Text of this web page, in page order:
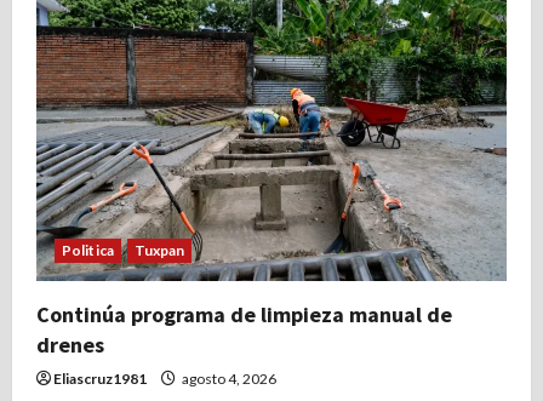
a
s
Politica Tuxpan
Continúa programa de limpieza manual de
drenes
Eliascruz1981 agosto 4, 2026